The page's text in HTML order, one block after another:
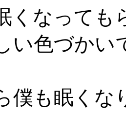
くなって
い色づかい
僕も眠くな